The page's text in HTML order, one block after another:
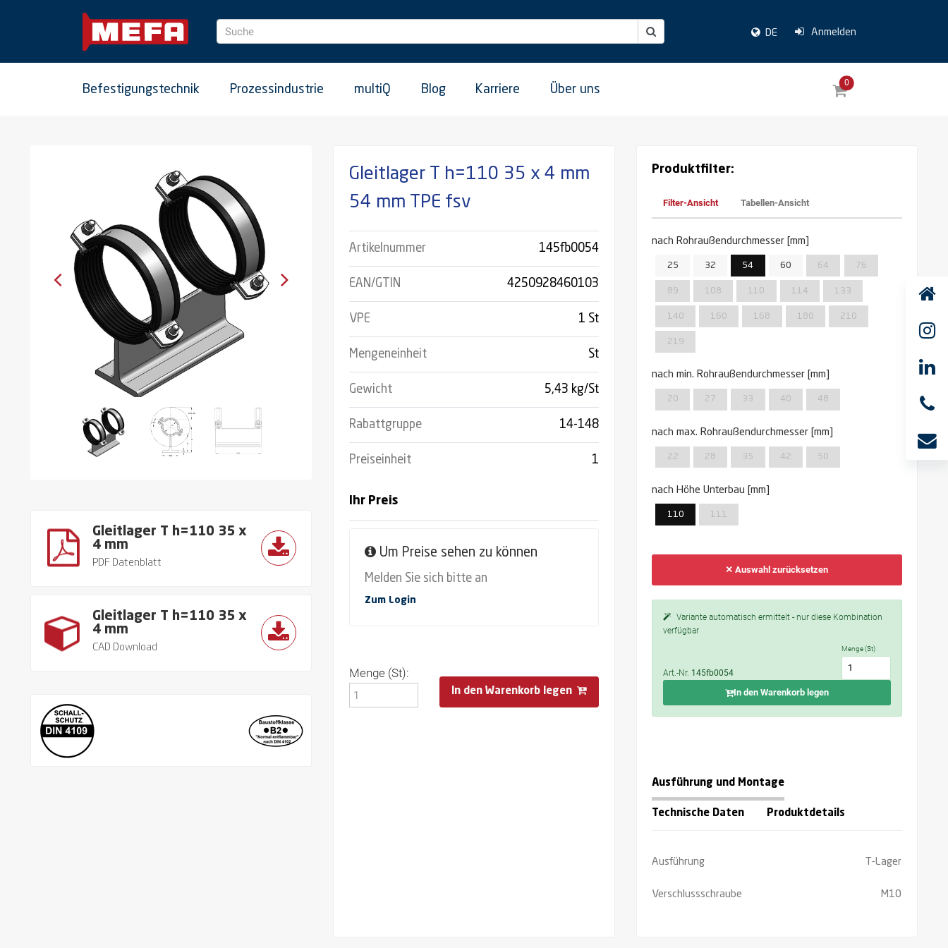
Suche DE Anmelden
0
Befestigungstechnik Prozessindustrie multiQ Blog Karriere Über uns
Gleitlager T h=110 35 x
4 mm
PDF Datenblatt
Gleitlager T h=110 35 x
4 mm
CAD Download
Gleitlager T h=110 35 x 4 mm
54 mm TPE fsv
Artikelnummer 145fb0054
EAN/GTIN 4250928460103
VPE 1 St
Mengeneinheit St
Gewicht 5,43 kg/St
Rabattgruppe 14-148
Preiseinheit 1
Ihr Preis
Um Preise sehen zu können
Melden Sie sich bitte an
Zum Login
Menge (St):
In den Warenkorb legen
Produktfilter:
Filter-Ansicht Tabellen-Ansicht
nach Rohraußendurchmesser [mm]
25 32 54 60 64 76
89 108 110 114 133
140 160 168 180 210
219
nach min. Rohraußendurchmesser [mm]
20 27 33 40 48
nach max. Rohraußendurchmesser [mm]
22 28 35 42 50
nach Höhe Unterbau [mm]
110 111
✕ Auswahl zurücksetzen
Variante automatisch ermittelt - nur diese Kombination
verfügbar
Art.-Nr. 145fb0054
Menge (St)
In den Warenkorb legen
Ausführung und Montage
Technische Daten Produktdetails
Ausführung T-Lager
Verschlussschraube M10